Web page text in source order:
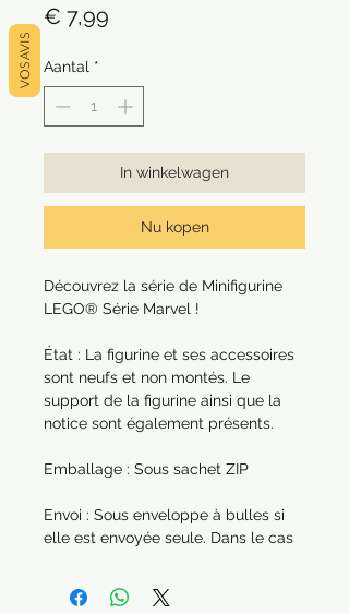
€ 7,99
Aantal *
In winkelwagen
Nu kopen
Découvrez la série de Minifigurine
LEGO® Série Marvel !
État : La figurine et ses accessoires
sont neufs et non montés. Le
support de la figurine ainsi que la
notice sont également présents.
Emballage : Sous sachet ZIP
Envoi : Sous enveloppe à bulles si
elle est envoyée seule. Dans le cas
protégé séparément.
VOS AVIS